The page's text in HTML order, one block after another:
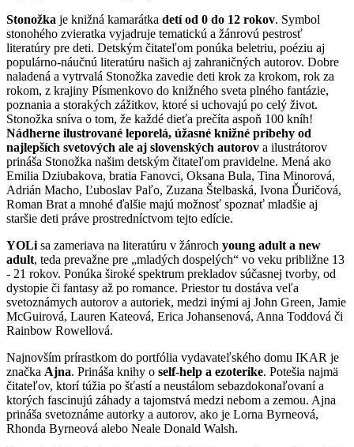
Stonožka je knižná kamarátka detí od 0 do 12 rokov. Symbol
stonohého zvieratka vyjadruje tematickú a žánrovú pestrosť
literatúry pre deti. Detským čitateľom ponúka beletriu, poéziu aj
populárno-náučnú literatúru našich aj zahraničných autorov. Dobre
naladená a vytrvalá Stonožka zavedie deti krok za krokom, rok za
rokom, z krajiny Písmenkovo do knižného sveta plného fantázie,
poznania a storakých zážitkov, ktoré si uchovajú po celý život.
Stonožka sníva o tom, že každé dieťa prečíta aspoň 100 kníh!
Nádherne ilustrované leporelá, úžasné knižné príbehy od
najlepších svetových ale aj slovenských autorov a ilustrátorov
prináša Stonožka našim detským čitateľom pravidelne. Mená ako
Emilia Dziubakova, bratia Fanovci, Oksana Bula, Tina Minorová,
Adrián Macho, Ľuboslav Paľo, Zuzana Štelbaská, Ivona Ďuričová,
Roman Brat a mnohé ďalšie majú možnosť spoznať mladšie aj
staršie deti práve prostredníctvom tejto edície.
YOLi sa zameriava na literatúru v žánroch young adult a new
adult, teda prevažne pre „mladých dospelých“ vo veku približne 13
- 21 rokov. Ponúka široké spektrum prekladov súčasnej tvorby, od
dystopie či fantasy až po romance. Priestor tu dostáva veľa
svetoznámych autorov a autoriek, medzi inými aj John Green, Jamie
McGuirová, Lauren Kateová, Erica Johansenová, Anna Toddová či
Rainbow Rowellová.
Najnovším prírastkom do portfólia vydavateľského domu IKAR je
značka Ajna. Prináša knihy o self-help a ezoterike. Potešia najmä
čitateľov, ktorí túžia po šťastí a neustálom sebazdokonaľovaní a
ktorých fascinujú záhady a tajomstvá medzi nebom a zemou. Ajna
prináša svetoznáme autorky a autorov, ako je Lorna Byrneová,
Rhonda Byrneová alebo Neale Donald Walsh.